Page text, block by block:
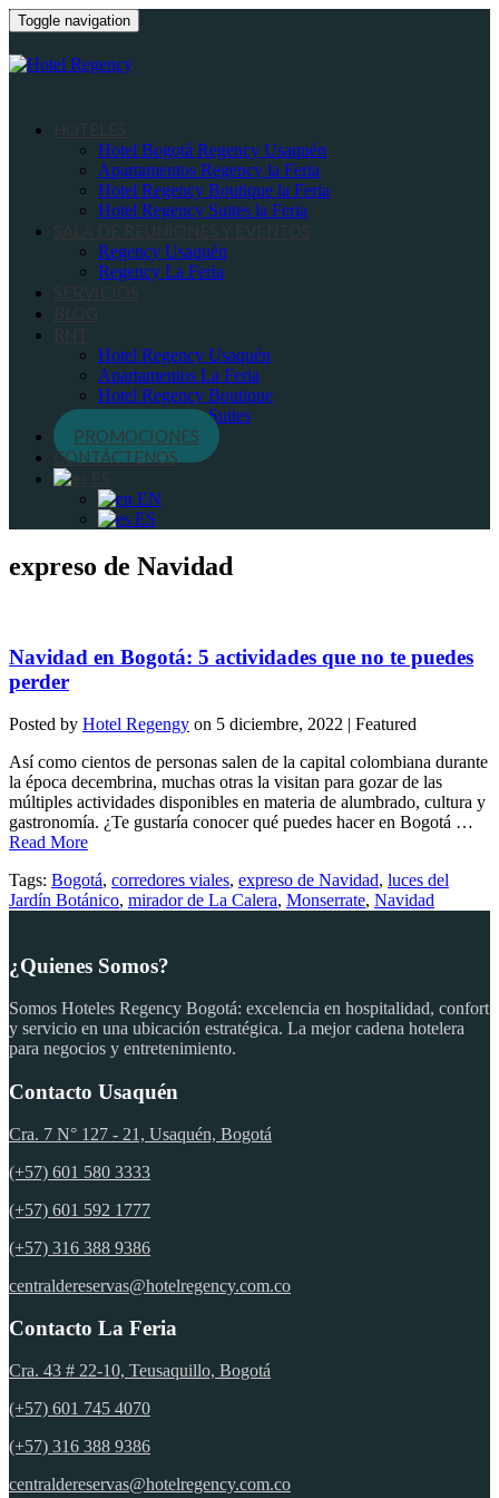
Toggle navigation
Hotel Bogotá Regency Usaquén
Apartamentos Regency la Feria
Hotel Regency Boutique la Feria
Hotel Regency Suites la Feria
Regency Usaquén
Regency La Feria
SERVICIOS
BLOG
Hotel Regency Usaquén
Apartamentos La Feria
Hotel Regency Boutique
Hotel Regency Suites
PROMOCIONES
CONTÁCTENOS
EN
ES
expreso de Navidad
Navidad en Bogotá: 5 actividades que no te puedes
perder
Posted by Hotel Regengy on 5 diciembre, 2022 | Featured
Así como cientos de personas salen de la capital colombiana durante
la época decembrina, muchas otras la visitan para gozar de las
múltiples actividades disponibles en materia de alumbrado, cultura y
gastronomía. ¿Te gustaría conocer qué puedes hacer en Bogotá …
Read More
Tags: Bogotá, corredores viales, expreso de Navidad, luces del
Jardín Botánico, mirador de La Calera, Monserrate, Navidad
¿Quienes Somos?
Somos Hoteles Regency Bogotá: excelencia en hospitalidad, confort
y servicio en una ubicación estratégica. La mejor cadena hotelera
para negocios y entretenimiento.
Contacto Usaquén
Cra. 7 N° 127 - 21, Usaquén, Bogotá
(+57) 601 580 3333
(+57) 601 592 1777
(+57) 316 388 9386
centraldereservas@hotelregency.com.co
Contacto La Feria
Cra. 43 # 22-10, Teusaquillo, Bogotá
(+57) 601 745 4070
(+57) 316 388 9386
centraldereservas@hotelregency.com.co